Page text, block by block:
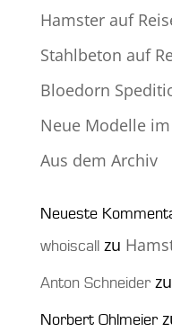
Hamster auf
Stahlbeton auf
Bloedorn
Neue Modelle
Aus dem Archiv
Neueste
whoiscallzu
Anton Schneiderzu
Norbert Ohlmeier